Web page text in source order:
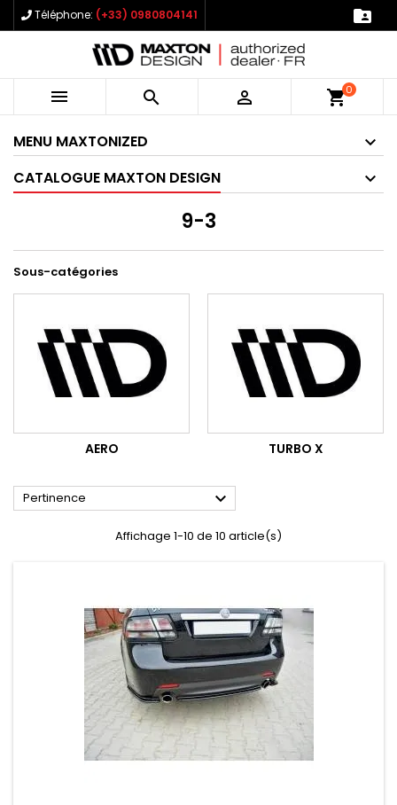
Téléphone: (+33) 0980804141 
   shopping_cart0
MENU MAXTONIZED
CATALOGUE MAXTON DESIGN
9-3
Sous-catégories
AERO TURBO X
Pertinence 
Affichage 1-10 de 10 article(s)